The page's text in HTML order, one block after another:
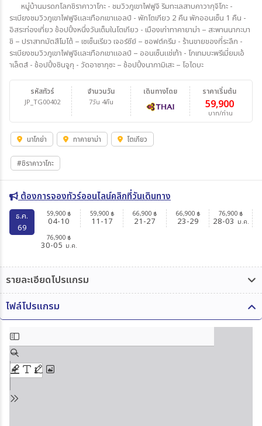
หมู่บ้านมรดกโลกชิราคาวาโกะ - ชมวิวภูเขาไฟฟูจิ ริมทะเลสาบคาวากุจิโกะ -
ระเบียงชมวิวภูเขาไฟฟูจิและเทือกเขาแอลป์ - พักโตเกียว 2 คืน พักออนเซ็น 1 คืน -
อิสระท่องเที่ยว ช้อปปิ้งหนึ่งวันเต็มในโตเกียว - เมืองเก่าทาคายาม่า – สะพานนากะบา
ชิ – ปราสาทมัตสึโมโต้ – เซเซ็นเรียว เจอร์ซีย์ – ซอฟต์ครีม - ร้านขายของที่ระลึก -
ระเบียงชมวิวภูเขาไฟฟูจิและเทือกเขาแอลป์ – ออนเซ็นแช่เท้า - โกเทมบะพรีเมี่ยมเอ้
าเล็ตส์ - ช้อปปิ้งชินจูกุ - วัดอาซากุซะ – ช้อปปิ้งนากามิเสะ – โอไดบะ
รหัสทัวร์
JP_TG00402
จำนวนวัน
7วัน 4คืน
ราคาเริ่มต้น
59,900
บาท/ท่าน
เดินทางโดย
นาโกย่า ทาคายาม่า โตเกียว
#ชิราคาวาโกะ
ต้องการจองทัวร์ออนไลน์คลิกที่วันเดินทาง
ธ.ค.
69
59,900 ฿
04-10
59,900 ฿
11-17
66,900 ฿
21-27
66,900 ฿
23-29
76,900 ฿
28-03 ม.ค.
76,900 ฿
30-05 ม.ค.
รายละเอียดโปรแกรม
ไฟล์โปรแกรม